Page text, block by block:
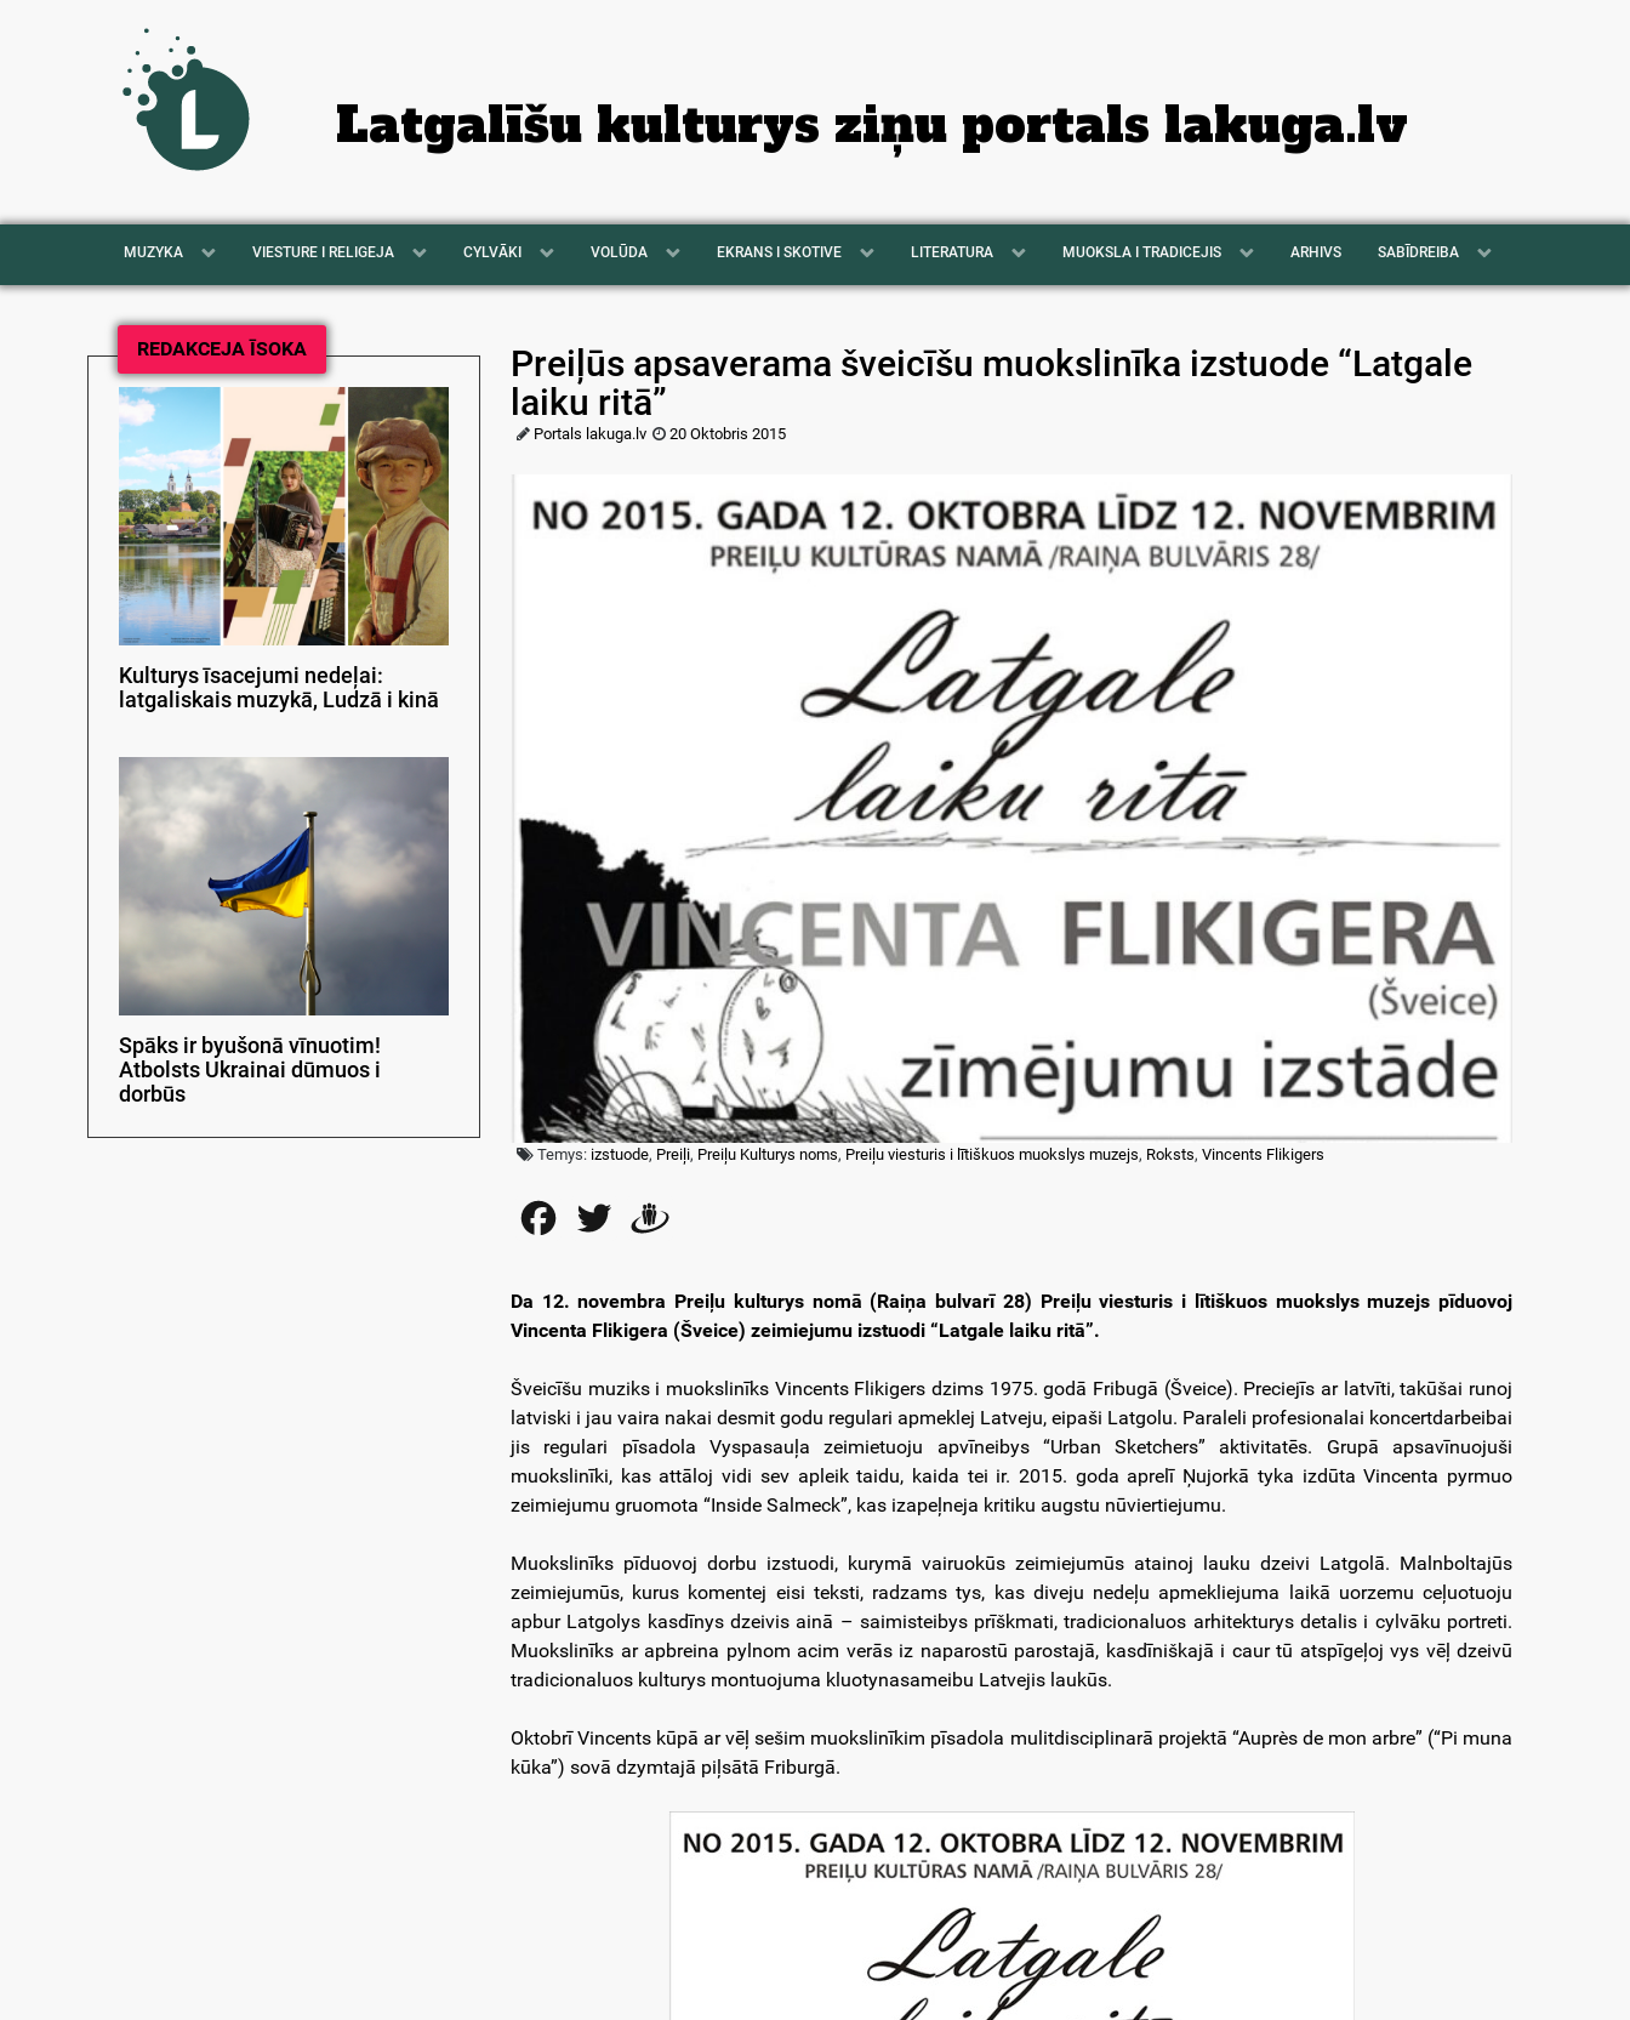
Latgalīšu kulturys ziņu portals lakuga.lv
MUZYKA VIESTURE I RELIGEJA CYLVĀKI VOLŪDA EKRANS I SKOTIVE LITERATURA MUOKSLA I TRADICEJIS ARHIVS SABĪDREIBA
REDAKCEJA ĪSOKA
Kulturys īsacejumi nedeļai:
latgaliskais muzykā, Ludzā i kinā
Spāks ir byušonā vīnuotim!
Atbolsts Ukrainai dūmuos i
dorbūs
Preiļūs apsaverama šveicīšu muokslinīka izstuode “Latgale
laiku ritā”
Portals lakuga.lv 20 Oktobris 2015
Temys: izstuode, Preiļi, Preiļu Kulturys noms, Preiļu viesturis i lītiškuos muokslys muzejs, Roksts, Vincents Flikigers
FacebookTwitter
Da 12. novembra Preiļu kulturys nomā (Raiņa bulvarī 28) Preiļu viesturis i lītiškuos muokslys muzejs pīduovoj
Vincenta Flikigera (Šveice) zeimiejumu izstuodi “Latgale laiku ritā”.
Šveicīšu muziks i muokslinīks Vincents Flikigers dzims 1975. godā Fribugā (Šveice). Preciejīs ar latvīti, takūšai runoj
latviski i jau vaira nakai desmit godu regulari apmeklej Latveju, eipaši Latgolu. Paraleli profesionalai koncertdarbeibai
jis regulari pīsadola Vyspasauļa zeimietuoju apvīneibys “Urban Sketchers” aktivitatēs. Grupā apsavīnuojuši
muokslinīki, kas attāloj vidi sev apleik taidu, kaida tei ir. 2015. goda aprelī Ņujorkā tyka izdūta Vincenta pyrmuo
zeimiejumu gruomota “Inside Salmeck”, kas izapeļneja kritiku augstu nūviertiejumu.
Muokslinīks pīduovoj dorbu izstuodi, kurymā vairuokūs zeimiejumūs atainoj lauku dzeivi Latgolā. Malnboltajūs
zeimiejumūs, kurus komentej eisi teksti, radzams tys, kas diveju nedeļu apmekliejuma laikā uorzemu ceļuotuoju
apbur Latgolys kasdīnys dzeivis ainā – saimisteibys prīškmati, tradicionaluos arhitekturys detalis i cylvāku portreti.
Muokslinīks ar apbreina pylnom acim verās iz naparostū parostajā, kasdīniškajā i caur tū atspīgeļoj vys vēļ dzeivū
tradicionaluos kulturys montuojuma kluotynasameibu Latvejis laukūs.
Oktobrī Vincents kūpā ar vēļ sešim muokslinīkim pīsadola mulitdisciplinarā projektā “Auprès de mon arbre” (“Pi muna
kūka”) sovā dzymtajā piļsātā Friburgā.